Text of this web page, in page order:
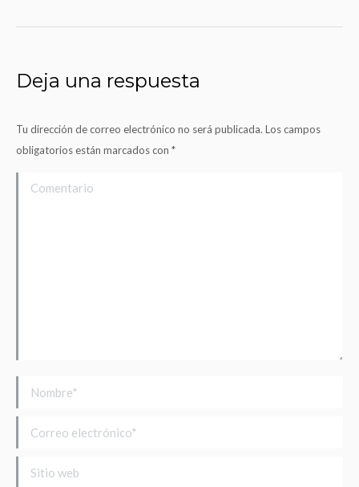
Deja una respuesta
Tu dirección de correo electrónico no será publicada. Los campos
obligatorios están marcados con *
Comentario
Nombre *
Correo electrónico *
Sitio web